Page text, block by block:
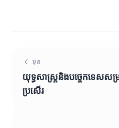
មុន
យុទ្ធសាស្រ្តនិងបច្ចេកទេសសម្រ
ប្រសើរ